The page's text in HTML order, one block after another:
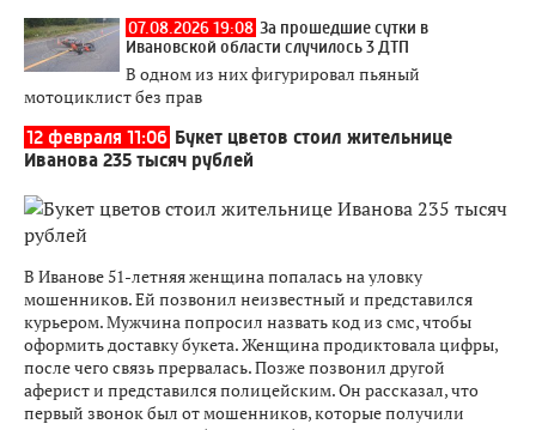
07.08.2026 19:08 За прошедшие сутки в
Ивановской области случилось 3 ДТП
В одном из них фигурировал пьяный
мотоциклист без прав
12 февраля 11:06 Букет цветов стоил жительнице
Иванова 235 тысяч рублей
В Иванове 51-летняя женщина попалась на уловку
мошенников. Ей позвонил неизвестный и представился
курьером. Мужчина попросил назвать код из смс, чтобы
оформить доставку букета. Женщина продиктовала цифры,
после чего связь прервалась. Позже позвонил другой
аферист и представился полицейским. Он рассказал, что
первый звонок был от мошенников, которые получили